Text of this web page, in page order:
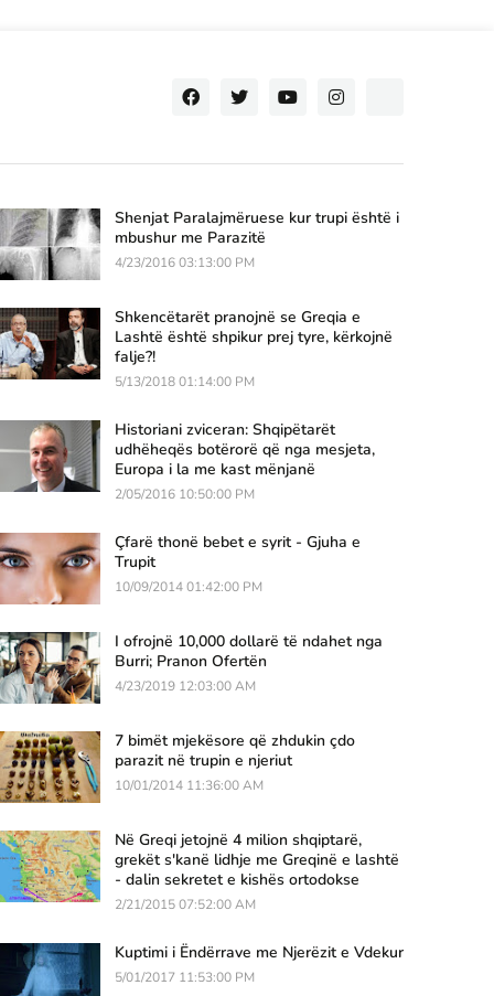
Shenjat Paralajmëruese kur trupi është i
mbushur me Parazitë
4/23/2016 03:13:00 PM
Shkencëtarët pranojnë se Greqia e
Lashtë është shpikur prej tyre, kërkojnë
falje?!
5/13/2018 01:14:00 PM
Historiani zviceran: Shqipëtarët
udhëheqës botërorë që nga mesjeta,
Europa i la me kast mënjanë
2/05/2016 10:50:00 PM
Çfarë thonë bebet e syrit - Gjuha e
Trupit
10/09/2014 01:42:00 PM
I ofrojnë 10,000 dollarë të ndahet nga
Burri; Pranon Ofertën
4/23/2019 12:03:00 AM
7 bimët mjekësore që zhdukin çdo
parazit në trupin e njeriut
10/01/2014 11:36:00 AM
Në Greqi jetojnë 4 milion shqiptarë,
grekët s'kanë lidhje me Greqinë e lashtë
- dalin sekretet e kishës ortodokse
2/21/2015 07:52:00 AM
Kuptimi i Ëndërrave me Njerëzit e Vdekur
5/01/2017 11:53:00 PM